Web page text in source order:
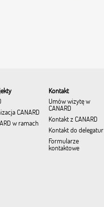
CANARD
w ramach
Kontakt
Umów wizytę w
CANARD
Kontakt z CANARD
Kontakt do delegatur
Formularze
kontaktowe